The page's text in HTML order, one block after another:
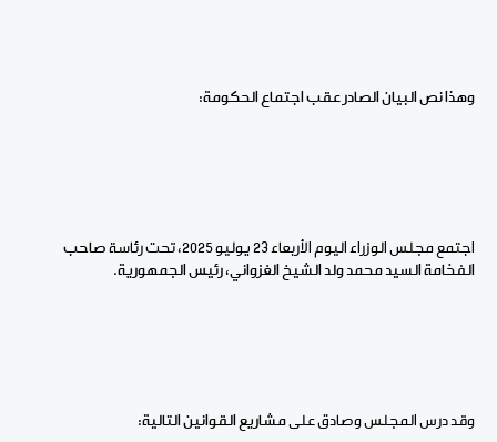
وهذا نص البيان الصادر عقب اجتماع الحكومة:
اجتمع مجلس الوزراء اليوم الأربعاء 23 يوليو 2025، تحت رئاسة
صاحب
الفخامة السيد محمد ولد الشيخ الغزواني، رئيس الجمهورية.
وقد درس المجلس وصادق علىمشاريع القوانين التالية: